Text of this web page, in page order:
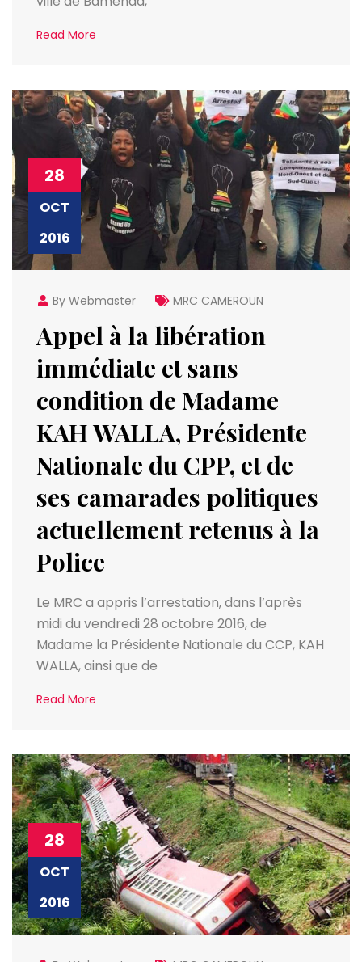
Read More
28
OCT
2016
By Webmaster MRC CAMEROUN
Appel à la libération
immédiate et sans
condition de Madame
KAH WALLA, Présidente
Nationale du CPP, et de
ses camarades politiques
actuellement retenus à la
Police
Le MRC a appris l’arrestation, dans l’après
midi du vendredi 28 octobre 2016, de
Madame la Présidente Nationale du CCP, KAH
WALLA, ainsi que de
Read More
28
OCT
2016